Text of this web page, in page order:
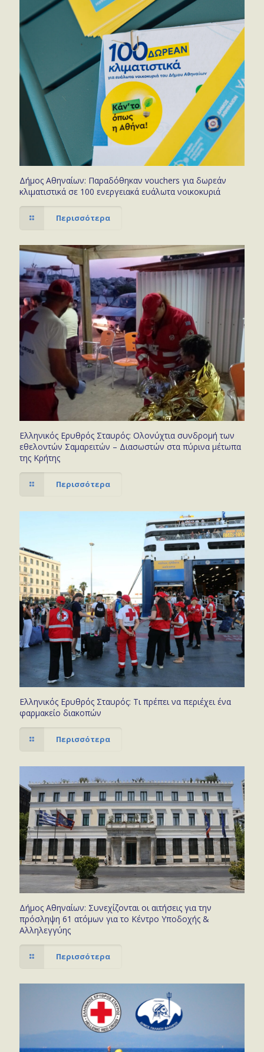
Δήμος Αθηναίων: Παραδόθηκαν vouchers για δωρεάν
κλιματιστικά σε 100 ενεργειακά ευάλωτα νοικοκυριά
Περισσότερα
Ελληνικός Ερυθρός Σταυρός: Ολονύχτια συνδρομή των
εθελοντών Σαμαρειτών – Διασωστών στα πύρινα μέτωπα
της Κρήτης
Περισσότερα
Ελληνικός Ερυθρός Σταυρός: Τι πρέπει να περιέχει ένα
φαρμακείο διακοπών
Περισσότερα
Δήμος Αθηναίων: Συνεχίζονται οι αιτήσεις για την
πρόσληψη 61 ατόμων για το Κέντρο Υποδοχής &
Αλληλεγγύης
Περισσότερα